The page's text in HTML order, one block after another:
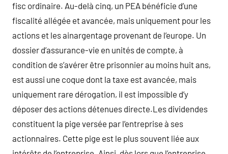
fisc ordinaire. Au-delà cinq, un PEA bénéficie d’une
fiscalité allégée et avancée, mais uniquement pour les
actions et les ainargentage provenant de l’europe. Un
dossier d’assurance-vie en unités de compte, à
condition de s’avérer être prisonnier au moins huit ans,
est aussi une coque dont la taxe est avancée, mais
uniquement rare dérogation, il est impossible d’y
déposer des actions détenues directe.Les dividendes
constituent la pige versée par l’entreprise à ses
actionnaires. Cette pige est le plus souvent liée aux